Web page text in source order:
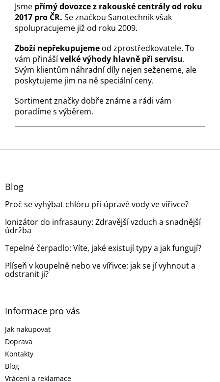
Jsme přímý dovozce z rakouské centrály od roku
2017 pro ČR. Se značkou Sanotechnik však
spolupracujeme již od roku 2009.
Zboží nepřekupujeme od zprostředkovatele. To
vám přinášívelké výhody hlavně při servisu.
Svým klientům náhradní díly nejen seženeme, ale
poskytujeme jim na ně speciální ceny.
Sortiment značky dobře známe a rádi vám
poradíme s výběrem.
Z
Blog
Proč se vyhýbat chlóru při úpravě vody ve vířivce?
Ionizátor do infrasauny: Zdravější vzduch a snadnější
údržba
Tepelné čerpadlo: Víte, jaké existují typy a jak fungují?
Plíseň v koupelně nebo ve vířivce: jak se jí vyhnout a
odstranit ji?
Informace pro vás
Jak nakupovat
Doprava
Kontakty
Blog
Vrácení a reklamace